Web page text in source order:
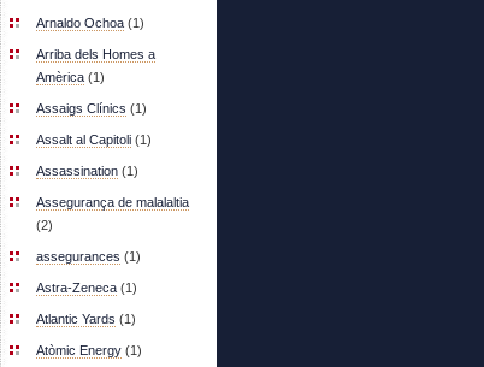
Arnaldo Ochoa (1)
Arriba dels Homes a
Amèrica (1)
Assaigs Clínics (1)
Assalt al Capitoli (1)
Assassination (1)
Assegurança de malalaltia
(2)
assegurances (1)
Astra-Zeneca (1)
Atlantic Yards (1)
Atòmic Energy (1)